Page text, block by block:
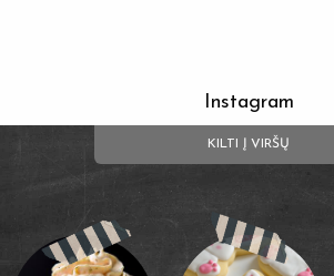
Instagram
KILTI Į VIRŠŲ